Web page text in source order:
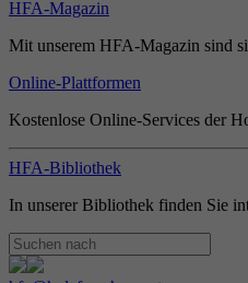
HFA-Magazin
Mit unserem HFA-Magazin sind
Online-Plattformen
Kostenlose Online-Services der
HFA-Bibliothek
In unserer Bibliothek finden Sie